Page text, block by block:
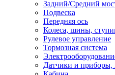
Задний/Средний
Подвеска
Передняя ось
Колеса, шины,
Рулевое управление
Тормозная система
Датчики и